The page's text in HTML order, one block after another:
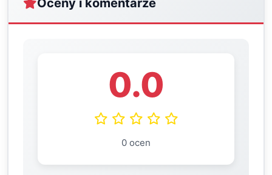
Oceny i komentarze
0.0
0 ocen